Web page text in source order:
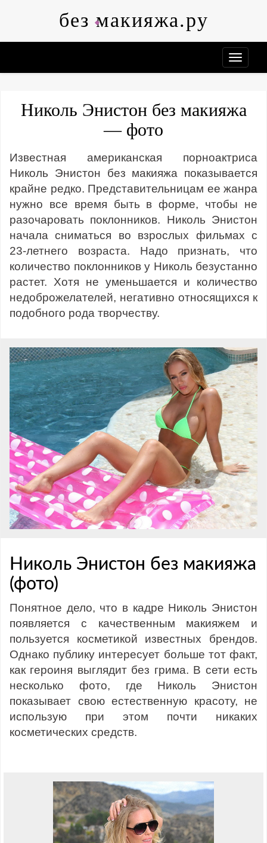
без макияжа.ру
Николь Энистон без макияжа
— фото
Известная американская порноактриса
Николь Энистон без макияжа показывается
крайне редко. Представительницам ее жанра
нужно все время быть в форме, чтобы не
разочаровать поклонников. Николь Энистон
начала сниматься во взрослых фильмах с
23-летнего возраста. Надо признать, что
количество поклонников у Николь безустанно
растет. Хотя не уменьшается и количество
недоброжелателей, негативно относящихся к
подобного рода творчеству.
Николь Энистон без макияжа
(фото)
Понятное дело, что в кадре Николь Энистон
появляется с качественным макияжем и
пользуется косметикой известных брендов.
Однако публику интересует больше тот факт,
как героиня выглядит без грима. В сети есть
несколько фото, где Николь Энистон
показывает свою естественную красоту, не
использую при этом почти никаких
косметических средств.